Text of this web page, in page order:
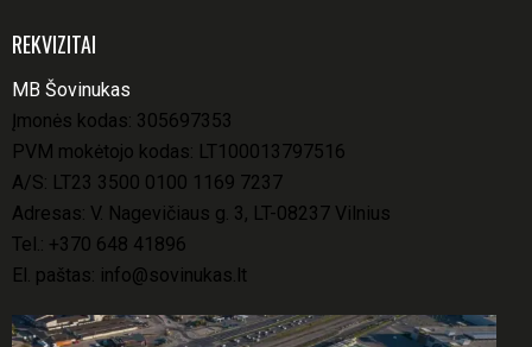
REKVIZITAI
MB Šovinukas
Įmonės kodas: 305697353
PVM mokėtojo kodas: LT100013797516
A/S: LT23 3500 0100 1169 7237
Adresas: V. Nagevičiaus g. 3, LT-08237 Vilnius
Tel.: +370 648 41896
El. paštas: info@sovinukas.lt